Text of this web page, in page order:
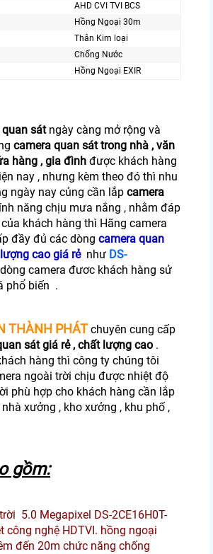
AHD CVI TVI BCS
Hồng Ngoại 30m
Thân Kim loại
Chống Nước
Hồng Ngoại EXIR
sátngày càng mở rộng và
camera quan sát trong nhà , văn
hàng , gia đình được khách hàng
nay , nhưng kèm theo đó thì nhu
ngày nay củng cần lắp camera
năng chịu mưa nắng , nhằm đáp
khách hàng thì Hãng camera
đầy đủ các dòng camera quan
cao giá rẻ như DS-
camera đươc khách hàng sử
phổ biến .
THÀNH PHÁT chuyên cung cấp
sát giá rẻ , chất lượng cao .
hàng thì công ty chúng tôi
ngoài trời chịu được nhiệt độ
phù hợp cho khách hàng cần lắp
nhà xưởng , kho xưởng , khu phố ,
gồm:
5.0 Megapixel DS-2CE16H0T-
công nghệ HDTVI. hồng ngoại
đến 20m chức năng chống